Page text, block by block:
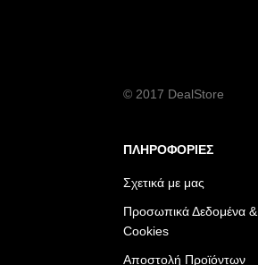
© 2017 DealStore
ΠΛΗΡΟΦΟΡΙΕΣ
Σχετικά με μας
Προσωπικά Δεδομένα &
Cookies
Αποστολή Προϊόντων